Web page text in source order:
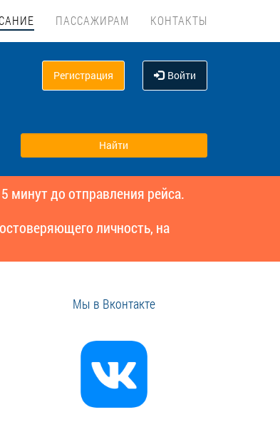
ПАССАЖИРАМ КОНТАКТЫ
Регистрация Войти
минут до отправления рейса.
личность, на
Мы в Вконтакте